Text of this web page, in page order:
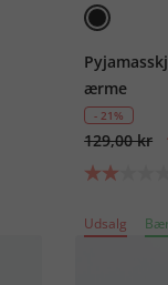
ærme
- 21%
129,00 kr
Udsalg